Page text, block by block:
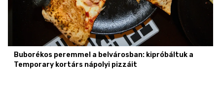
Buborékos peremmel a belvárosban: kipróbáltuk a
Temporary kortárs nápolyi pizzáit